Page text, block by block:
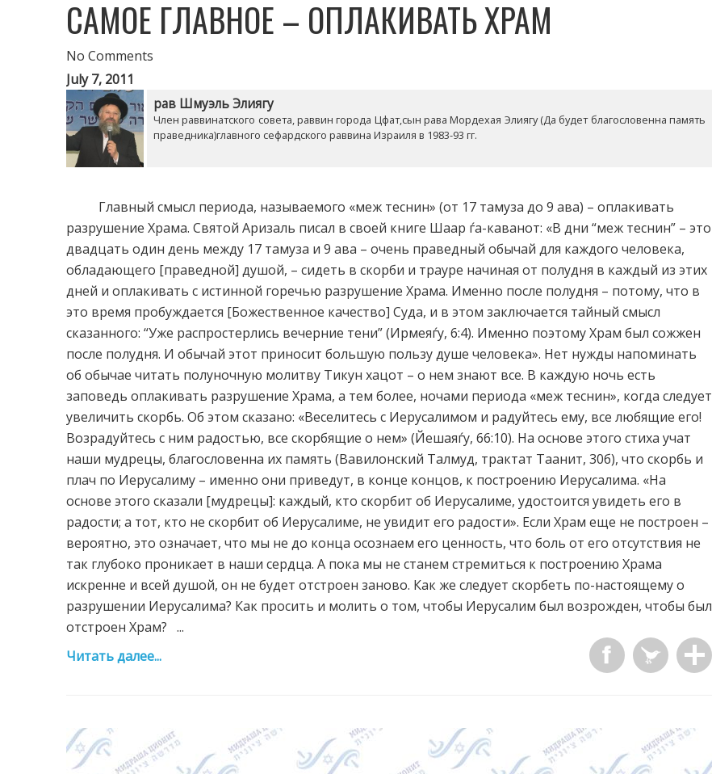
САМОЕ ГЛАВНОЕ – ОПЛАКИВАТЬ ХРАМ
No Comments
July 7, 2011
рав Шмуэль Элиягу
Член раввинатского совета, раввин города Цфат,сын рава Мордехая Элиягу (Да будет благословенна память
праведника)главного сефардского раввина Израиля в 1983-93 гг.
Главный смысл периода, называемого «меж теснин» (от 17 тамуза до 9 ава) – оплакивать
разрушение Храма. Святой Аризаль писал в своей книге Шаар ѓа-каванот: «В дни “меж теснин” – это
двадцать один день между 17 тамуза и 9 ава – очень праведный обычай для каждого человека,
обладающего [праведной] душой, – сидеть в скорби и трауре начиная от полудня в каждый из этих
дней и оплакивать с истинной горечью разрушение Храма. Именно после полудня – потому, что в
это время пробуждается [Божественное качество] Суда, и в этом заключается тайный смысл
сказанного: “Уже распростерлись вечерние тени” (Ирмеяѓу, 6:4). Именно поэтому Храм был сожжен
после полудня. И обычай этот приносит большую пользу душе человека». Нет нужды напоминать
об обычае читать полуночную молитву Тикун хацот – о нем знают все. В каждую ночь есть
заповедь оплакивать разрушение Храма, а тем более, ночами периода «меж теснин», когда следует
увеличить скорбь. Об этом сказано: «Веселитесь с Иерусалимом и радуйтесь ему, все любящие его!
Возрадуйтесь с ним радостью, все скорбящие о нем» (Йешаяѓу, 66:10). На основе этого стиха учат
наши мудрецы, благословенна их память (Вавилонский Талмуд, трактат Таанит, 30б), что скорбь и
плач по Иерусалиму – именно они приведут, в конце концов, к построению Иерусалима. «На
основе этого сказали [мудрецы]: каждый, кто скорбит об Иерусалиме, удостоится увидеть его в
радости; а тот, кто не скорбит об Иерусалиме, не увидит его радости». Если Храм еще не построен –
вероятно, это означает, что мы не до конца осознаем его ценность, что боль от его отсутствия не
так глубоко проникает в наши сердца. А пока мы не станем стремиться к построению Храма
искренне и всей душой, он не будет отстроен заново. Как же следует скорбеть по-настоящему о
разрушении Иерусалима? Как просить и молить о том, чтобы Иерусалим был возрожден, чтобы был
отстроен Храм? ...
Читать далее...